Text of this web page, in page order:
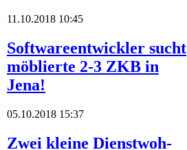
11.10.2018 10:45
Softwareentwickler sucht
möblierte 2-3 ZKB in
Jena!
05.10.2018 15:37
Zwei kleine Dienstwoh-